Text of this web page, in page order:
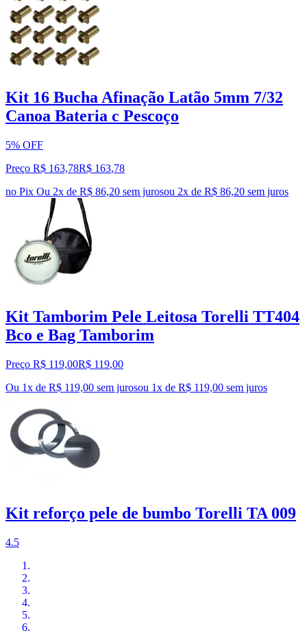
Kit 16 Bucha Afinação Latão 5mm 7/32
Canoa Bateria c Pescoço
5% OFF
Preço R$ 163,78R$ 163,78
no Pix Ou 2x de R$ 86,20 sem jurosou 2x de R$ 86,20 sem juros
Kit Tamborim Pele Leitosa Torelli TT404
Bco e Bag Tamborim
Preço R$ 119,00R$ 119,00
Ou 1x de R$ 119,00 sem jurosou 1x de R$ 119,00 sem juros
Kit reforço pele de bumbo Torelli TA 009
4.5